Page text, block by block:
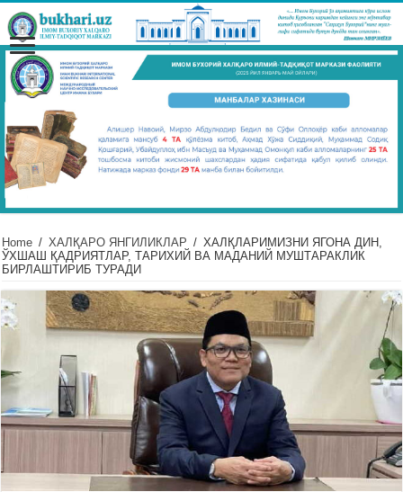
Home / ХАЛҚАРО ЯНГИЛИКЛАР / ХАЛҚЛАРИМИЗНИ ЯГОНА ДИН,
ЎХШАШ ҚАДРИЯТЛАР, ТАРИХИЙ ВА МАДАНИЙ МУШТАРАКЛИК
БИРЛАШТИРИБ ТУРАДИ